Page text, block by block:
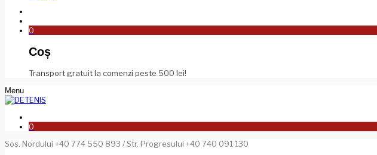
0
Coș
Transport gratuit la comenzi peste 500 lei!
Menu
0
Sos. Nordului +40 774 550 893 / Str. Progresului +40 740 091 130